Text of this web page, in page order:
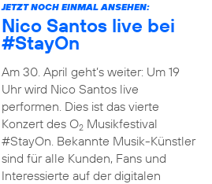
JETZT NOCH EINMAL ANSEHEN:
Nico Santos live bei
#StayOn
Am 30. April geht’s weiter: Um 19
Uhr wird Nico Santos live
performen. Dies ist das vierte
Konzert des O2Musikfestival
#StayOn. Bekannte Musik-Künstler
sind für alle Kunden, Fans und
Interessierte auf der digitalen